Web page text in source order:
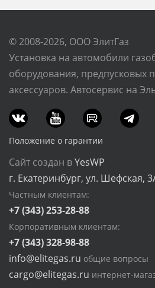
© 2008-2026, ООО ЭлитГаз
Установка на автомобили
оборудования, предпусковых
аксессуаров. Автосервис на
Положение о гарантии
Сайт создан вYesWP
г. Екатеринбург, ул. Шефская,
Частным клиентам:
+7 (343) 253-28-88
Корпоративным клиентам:
+7 (343) 328-98-88
info@elitegas.ru общие вопросы
cargo@elitegas.ru интернет-